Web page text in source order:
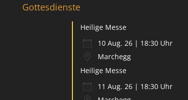
Gottesdienste
Heilige Messe
10 Aug. 26 | 18:30 Uhr
Marchegg
Heilige Messe
11 Aug. 26 | 18:30 Uhr